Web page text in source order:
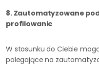
8. Zautomatyzowane
profilowanie
W stosunku do Ciebie
polegające na